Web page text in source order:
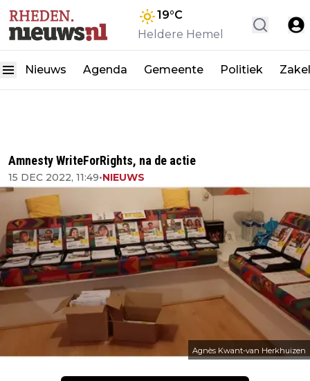
19°C
Heldere Hemel
Nieuws Agenda Gemeente Politiek
Amnesty WriteForRights, na de actie
15 DEC 2022, 11:49•NIEUWS
Agnès Kwant-van Herkhuizen